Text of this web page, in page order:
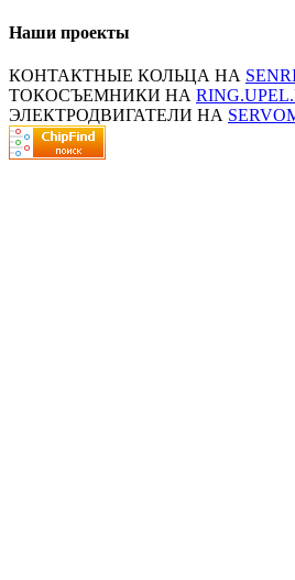
Наши проекты
КОНТАКТНЫЕ КОЛЬЦА НА
ТОКОСЪЕМНИКИ НА
ЭЛЕКТРОДВИГАТЕЛИ НА